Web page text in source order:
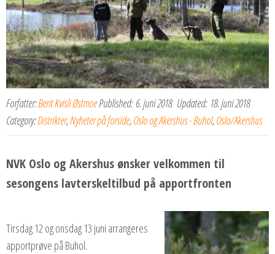
Forfatter:Berit Kvisli ØstmoePublished: 6. juni 2018 Updated: 18. juni 2018
Category:Distrikter,Nyheter på forside,Oslo og Akershus - Buhol,Oslo/Akershus
NVK Oslo og Akershus ønsker velkommen til
sesongens lavterskeltilbud på apportfronten
Tirsdag 12 og onsdag 13 juni arrangeres
apportprøve på Buhol.